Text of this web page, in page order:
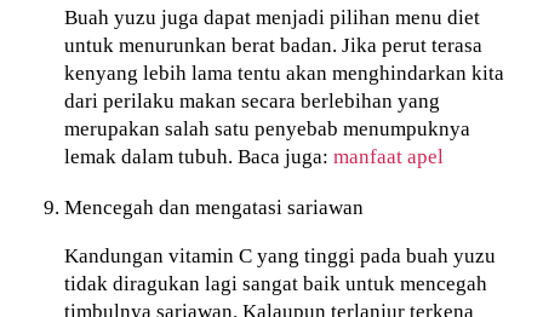
Buah yuzu juga dapat menjadi pilihan menu diet
untuk menurunkan berat badan. Jika perut terasa
kenyang lebih lama tentu akan menghindarkan kita
dari perilaku makan secara berlebihan yang
merupakan salah satu penyebab menumpuknya
lemak dalam tubuh. Baca juga:manfaat apel
Mencegah dan mengatasi sariawan
Kandungan vitamin C yang tinggi pada buah yuzu
tidak diragukan lagi sangat baik untuk mencegah
timbulnya sariawan. Kalaupun terlanjur terkena